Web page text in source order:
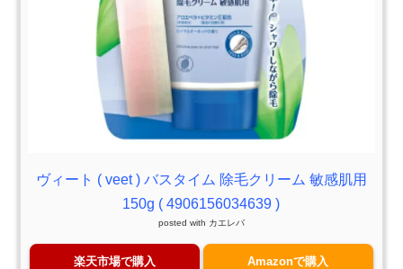
ヴィート ( veet ) バスタイム 除毛クリーム 敏感肌用
150g ( 4906156034639 )
posted with カエレバ
楽天市場で購入 Amazonで購入